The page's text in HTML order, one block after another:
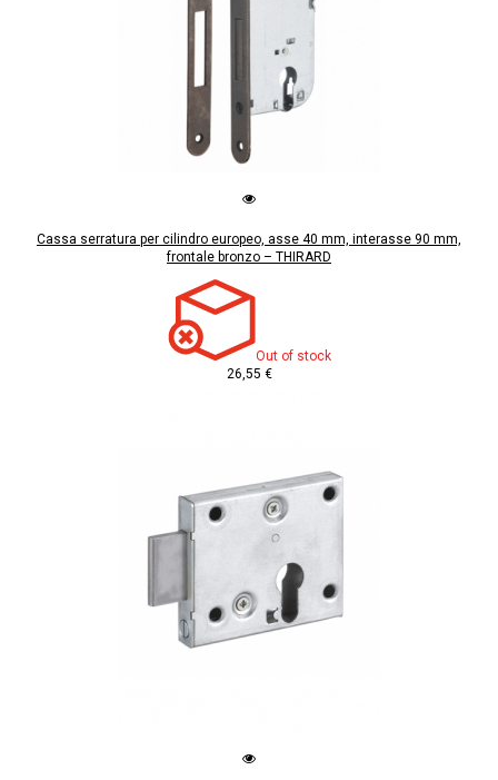
Cassa serratura per cilindro europeo, asse 40 mm, interasse 90 mm,
frontale bronzo – THIRARD
Out of stock
26,55 €